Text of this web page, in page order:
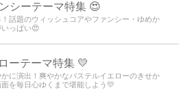
シーテーマ特集 😍
話題のウィッシュコアやファンシー・ゆめか
っぱい😍
ーテーマ特集 💛
に演出！爽やかなパステルイエローのきせか
を毎日心ゆくまで堪能しよう💛